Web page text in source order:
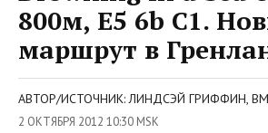
800м, E5 6b C1.
маршрут в
АВТОР/ИСТОЧНИК: ЛИНДСЭЙ ГРИФФИН,
2 ОКТЯБРЯ 2012 10:30 MSK